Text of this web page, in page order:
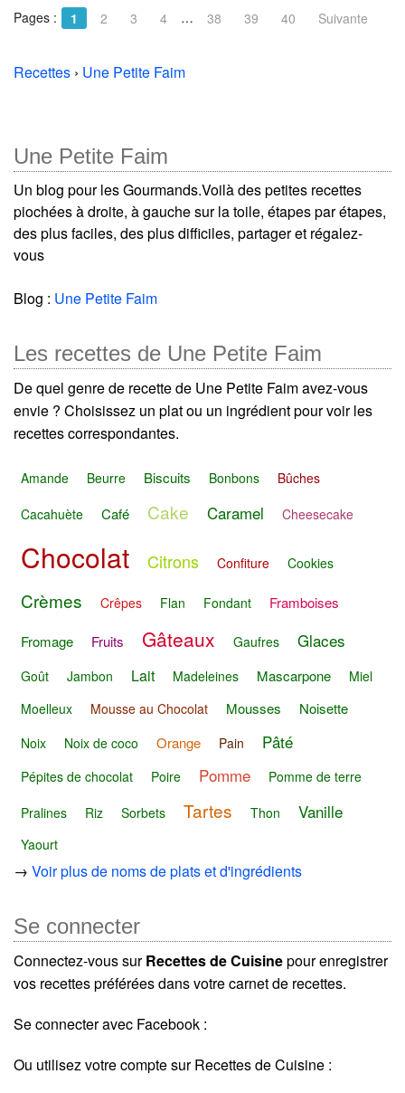
Pages : 1 2 3 4 … 38 39 40 Suivante
Recettes › Une Petite Faim
Une Petite Faim
Un blog pour les Gourmands.Voilà des petites recettes
piochées à droite, à gauche sur la toile, étapes par étapes,
des plus faciles, des plus difficiles, partager et régalez-
vous
Blog : Une Petite Faim
Les recettes de Une Petite Faim
De quel genre de recette de Une Petite Faim avez-vous
envie ? Choisissez un plat ou un ingrédient pour voir les
recettes correspondantes.
Amande Beurre Biscuits Bonbons
Bûches
Cacahuète
Café Cake Caramel Cheesecake
Chocolat Citrons Confiture Cookies
Crèmes Crêpes Flan Fondant Framboises
Fromage Fruits Gâteaux Gaufres Glaces
Goût Jambon Lait Madeleines Mascarpone
Miel
Moelleux
Mousse au Chocolat Mousses Noisette
Noix Noix de coco Orange Pain Pâté
Pépites de chocolat Poire Pomme
Pomme de terre
Pralines
Riz Sorbets Tartes Thon Vanille
Yaourt
→ Voir plus de noms de plats et d'ingrédients
Se connecter
Connectez-vous surRecettes de Cuisinepour enregistrer
vos recettes préférées dans votre carnet de recettes.
Se connecter avec Facebook :
Ou utilisez votre compte sur Recettes de Cuisine :